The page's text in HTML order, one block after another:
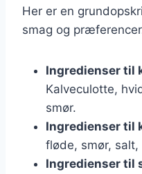
Her er en
smag og
Ingredienser til
Kalveculotte,
smør.
Ingredienser til
fløde, smør, salt,
Ingredienser til